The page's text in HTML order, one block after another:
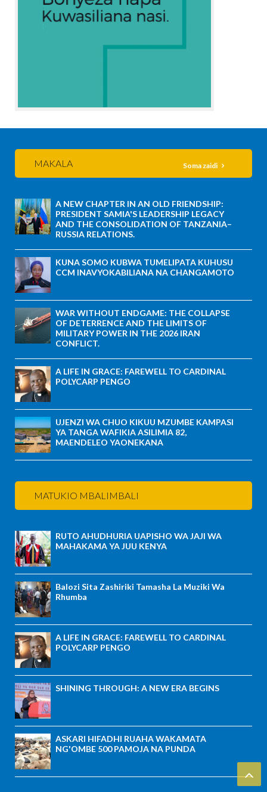
MAKALA Soma zaidi
A NEW CHAPTER IN AN OLD FRIENDSHIP:
PRESIDENT SAMIA'S LEADERSHIP LEGACY
AND THE CONSOLIDATION OF TANZANIA–
RUSSIA RELATIONS.
KUNA SOMO KUBWA TUMELIPATA KUHUSU
CCM INAVYOKABILIANA NA CHANGAMOTO
WAR WITHOUT ENDGAME: THE COLLAPSE
OF DETERRENCE AND THE LIMITS OF
MILITARY POWER IN THE 2026 IRAN
CONFLICT.
A LIFE IN GRACE: FAREWELL TO CARDINAL
POLYCARP PENGO
UJENZI WA CHUO KIKUU MZUMBE KAMPASI
YA TANGA WAFIKIA ASILIMIA 82,
MAENDELEO YAONEKANA
MATUKIO MBALIMBALI
RUTO AHUDHURIA UAPISHO WA JAJI WA
MAHAKAMA YA JUU KENYA
Balozi Sita Zashiriki Tamasha La Muziki Wa
Rhumba
A LIFE IN GRACE: FAREWELL TO CARDINAL
POLYCARP PENGO
SHINING THROUGH: A NEW ERA BEGINS
ASKARI HIFADHI RUAHA WAKAMATA
NG'OMBE 500 PAMOJA NA PUNDA